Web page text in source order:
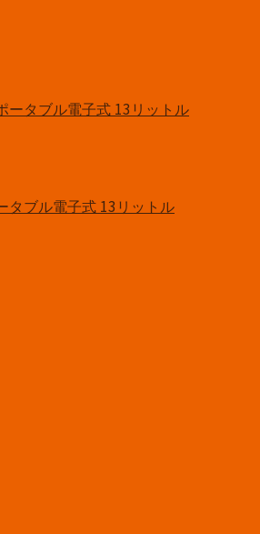
タブル電子式 13リットル